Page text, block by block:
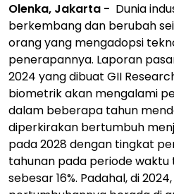
Olenka, Jakarta - Dunia
berkembang dan berubah
orang yang mengadopsi
penerapannya. Laporan
2024 yang dibuat GII
biometrik akan mengalami
dalam beberapa tahun
diperkirakan bertumbuh
pada 2028 dengan tingkat
tahunan pada periode
sebesar 16%. Padahal, di